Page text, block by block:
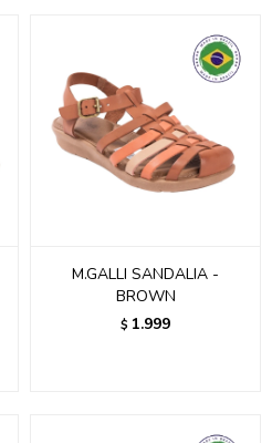
M.GALLI SANDALIA -
BROWN
$ 1.999